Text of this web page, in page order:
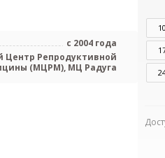
с 2004 года
Репродуктивной
(МЦРМ), МЦ Радуга
10